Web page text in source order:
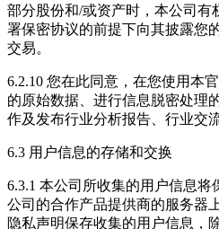
部分股份和/或资产时，本公司有
署保密协议的前提下向其披露您
交易。
6.2.10 您在此同意，在您使用本
的原始数据、进行信息脱密处理
作及发布行业分析报告、行业交
6.3 用户信息的存储和交换
6.3.1 本公司所收集的用户信息
公司的合作产品提供商的服务器
隐私声明保存收集的用户信息，